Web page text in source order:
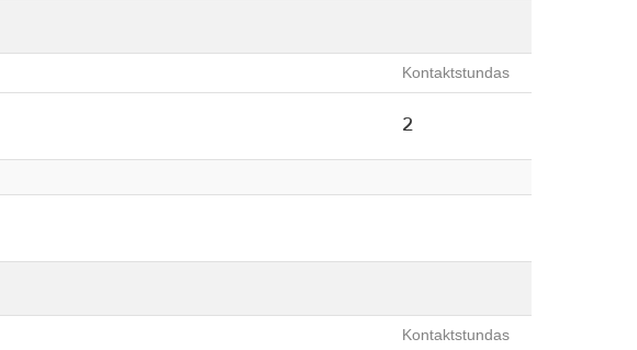
Kontaktstundas
2
Kontaktstundas